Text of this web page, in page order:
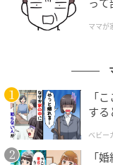
クリエイター情報
ベビ
索
000
って
ママが
「
する
ベビー
「